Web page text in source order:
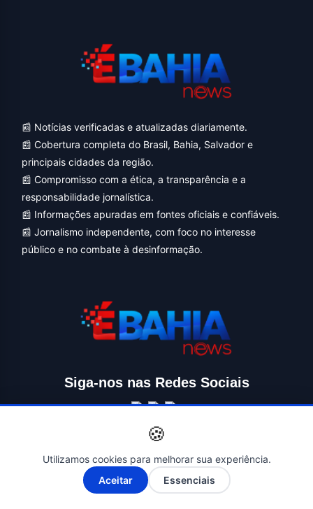
📰 Notícias verificadas e atualizadas diariamente.
📰 Cobertura completa do Brasil, Bahia, Salvador e
principais cidades da região.
📰 Compromisso com a ética, a transparência e a
responsabilidade jornalística.
📰 Informações apuradas em fontes oficiais e confiáveis.
📰 Jornalismo independente, com foco no interesse
público e no combate à desinformação.
Siga-nos nas Redes Sociais
A- A+
🍪
Utilizamos cookies para melhorar sua experiência.
Aceitar
Essenciais